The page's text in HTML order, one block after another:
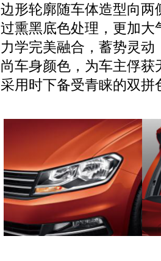
边形轮廓随车体造型向
过熏黑底色处理，更加
力学完美融合，蓄势灵
尚车身颜色，为车主俘获
采用时下备受青睐的双